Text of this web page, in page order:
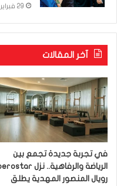
29 فبراير 2024
آخر المقالات
في تجربة جديدة تجمع بين
رويال المنصور المهدية يطلق